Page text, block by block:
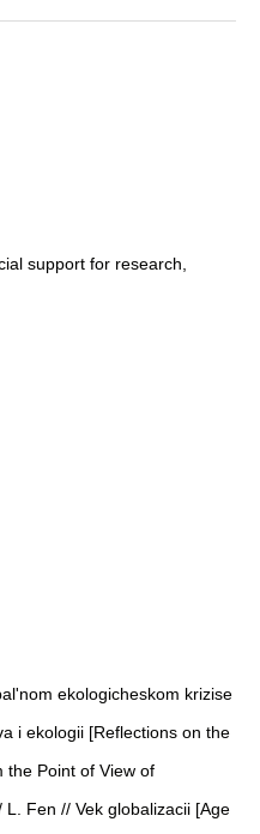
support for research,
ekologicheskom krizise
i ekologii [Reflections on the
the Point of View of
Fen // Vek globalizacii [Age